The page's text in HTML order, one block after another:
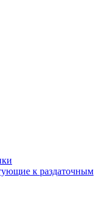
к раздаточным